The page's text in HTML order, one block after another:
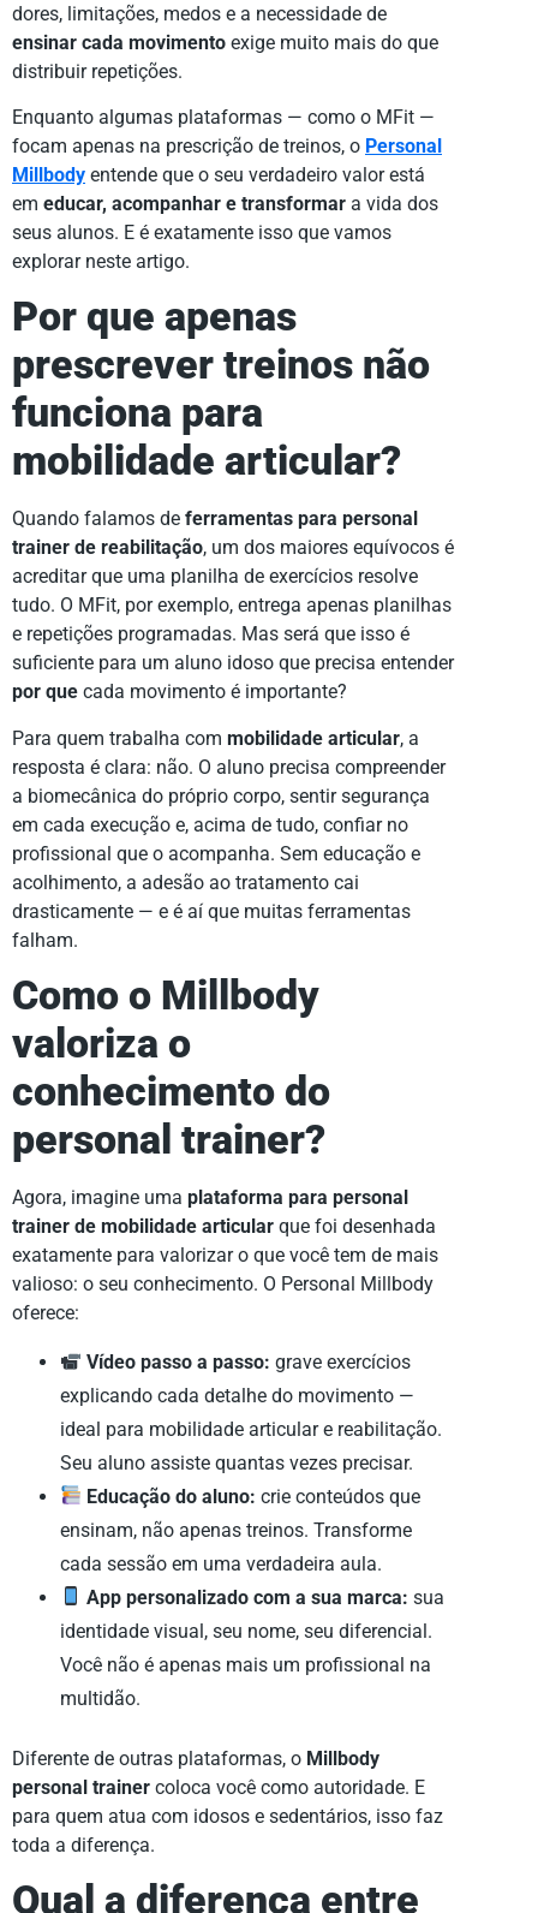
dores, limitações, medos e a necessidade de
ensinar cada movimento exige muito mais do que
distribuir repetições.
Enquanto algumas plataformas — como o MFit —
focam apenas na prescrição de treinos, o Personal
Millbody entende que o seu verdadeiro valor está
em educar, acompanhar e transformar a vida dos
seus alunos. E é exatamente isso que vamos
explorar neste artigo.
Por que apenas
prescrever treinos não
funciona para
mobilidade articular?
Quando falamos de ferramentas para personal
trainer de reabilitação, um dos maiores equívocos é
acreditar que uma planilha de exercícios resolve
tudo. O MFit, por exemplo, entrega apenas planilhas
e repetições programadas. Mas será que isso é
suficiente para um aluno idoso que precisa entender
por que cada movimento é importante?
Para quem trabalha com mobilidade articular, a
resposta é clara: não. O aluno precisa compreender
a biomecânica do próprio corpo, sentir segurança
em cada execução e, acima de tudo, confiar no
profissional que o acompanha. Sem educação e
acolhimento, a adesão ao tratamento cai
drasticamente — e é aí que muitas ferramentas
falham.
Como o Millbody
valoriza o
conhecimento do
personal trainer?
Agora, imagine uma plataforma para personal
trainer de mobilidade articular que foi desenhada
exatamente para valorizar o que você tem de mais
valioso: o seu conhecimento. O Personal Millbody
oferece:
Vídeo passo a passo: grave exercícios
explicando cada detalhe do movimento —
ideal para mobilidade articular e reabilitação.
Seu aluno assiste quantas vezes precisar.
Educação do aluno: crie conteúdos que
ensinam, não apenas treinos. Transforme
cada sessão em uma verdadeira aula.
App personalizado com a sua marca: sua
identidade visual, seu nome, seu diferencial.
Você não é apenas mais um profissional na
multidão.
Diferente de outras plataformas, o Millbody
personal trainer coloca você como autoridade. E
para quem atua com idosos e sedentários, isso faz
toda a diferença.
Qual a diferença entre